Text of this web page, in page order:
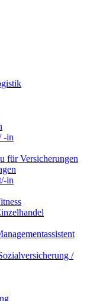
-in
für Versicherungen
in
/